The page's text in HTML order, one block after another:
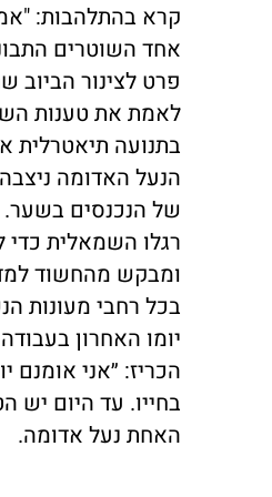
קרא בהתלהבות:
אחד השוטרים
פרט לצינור הביוב
לאמת את טענות
בתנועה תיאטרלית
הנעל האדומה
של הנכנסים בשער.
רגלו השמאלית
ומבקש מהחשוד
בכל רחבי מעונות
יומו האחרון
הכריז: ״אני אומנם
בחייו. עד היום
האחת נעל אדומה.